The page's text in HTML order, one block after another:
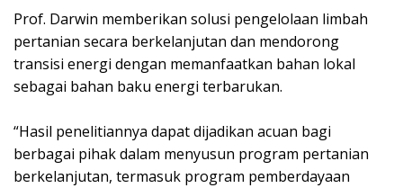
Prof. Darwin memberikan solusi pengelolaan limbah
pertanian secara berkelanjutan dan mendorong
transisi energi dengan memanfaatkan bahan lokal
sebagai bahan baku energi terbarukan.
“Hasil penelitiannya dapat dijadikan acuan bagi
berbagai pihak dalam menyusun program pertanian
berkelanjutan, termasuk program pemberdayaan